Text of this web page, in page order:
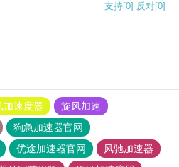
支持[0] 反对[0]
加速度器
旋风加速
狗急加速器官网
优途加速器官网
风驰加速器